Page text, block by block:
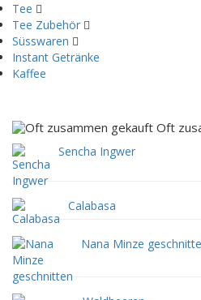
Tee
Tee Zubehör
Süsswaren
Instant Getränke
Kaffee
Oft
Sencha Ingwer
Calabasa
Nana Minze